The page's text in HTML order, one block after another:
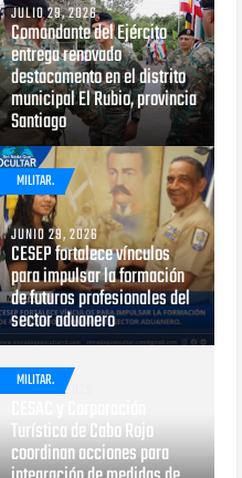
JULIO 29, 2026
Comandante del Ejército
entrega renovado
destacamento en el distrito
municipal El Rubio, provincia
Santiago
MILITAR.
JUNIO 29, 2026
CESEP fortalece vínculos
para impulsar la formación
de futuros profesionales del
sector aduanero
MILITAR.
MAYO 13, 2026
Turística de Cabo Rojo
coordinan acciones para